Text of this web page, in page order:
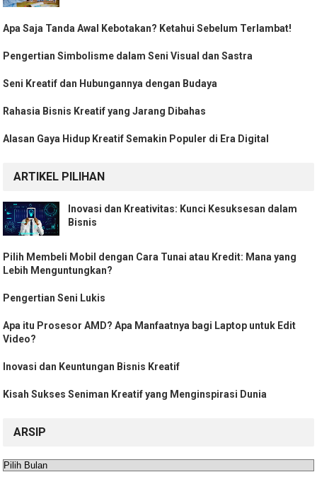
Apa Saja Tanda Awal Kebotakan? Ketahui Sebelum Terlambat!
Pengertian Simbolisme dalam Seni Visual dan Sastra
Seni Kreatif dan Hubungannya dengan Budaya
Rahasia Bisnis Kreatif yang Jarang Dibahas
Alasan Gaya Hidup Kreatif Semakin Populer di Era Digital
ARTIKEL PILIHAN
Inovasi dan Kreativitas: Kunci Kesuksesan dalam
Bisnis
Pilih Membeli Mobil dengan Cara Tunai atau Kredit: Mana yang
Lebih Menguntungkan?
Pengertian Seni Lukis
Apa itu Prosesor AMD? Apa Manfaatnya bagi Laptop untuk Edit
Video?
Inovasi dan Keuntungan Bisnis Kreatif
Kisah Sukses Seniman Kreatif yang Menginspirasi Dunia
ARSIP
Arsip